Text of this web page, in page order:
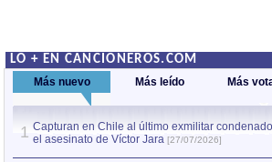
LO + EN CANCIONEROS.COM
Más nuevo Más leído Más
1 Capturan en Chile al último exmilitar
el asesinato de Víctor Jara [27/07/2026]